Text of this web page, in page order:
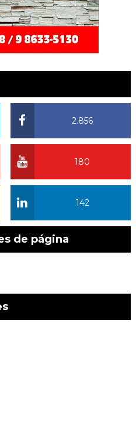
2.856
180
142
de página